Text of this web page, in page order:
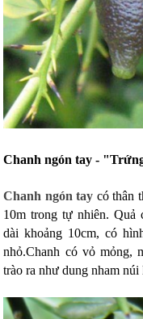
Chanh ngón tay -
Chanh ngón tay có thân
10m trong tự nhiên. Quả
dài khoảng 10cm, có
nhỏ.Chanh có vỏ mỏng,
trào ra như dung nham núi